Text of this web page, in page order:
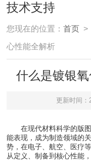
技术支持
您现在的位置：首页
心性能全解析
什么是镀银
更新时间：
在现代材料科学的版图
能表现，成为制造领域的
势，在电子、航空、医疗
从定义、制备到核心性能